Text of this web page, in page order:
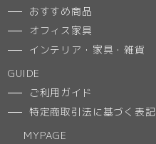
おすすめ商品
オフィス家具
インテリア・家具・雑貨
GUIDE
ご利用ガイド
特定商取引法に基づく表記
MYPAGE